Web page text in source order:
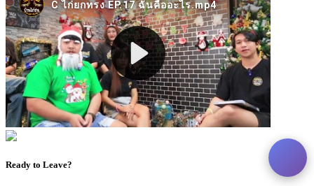
Ready to Leave?